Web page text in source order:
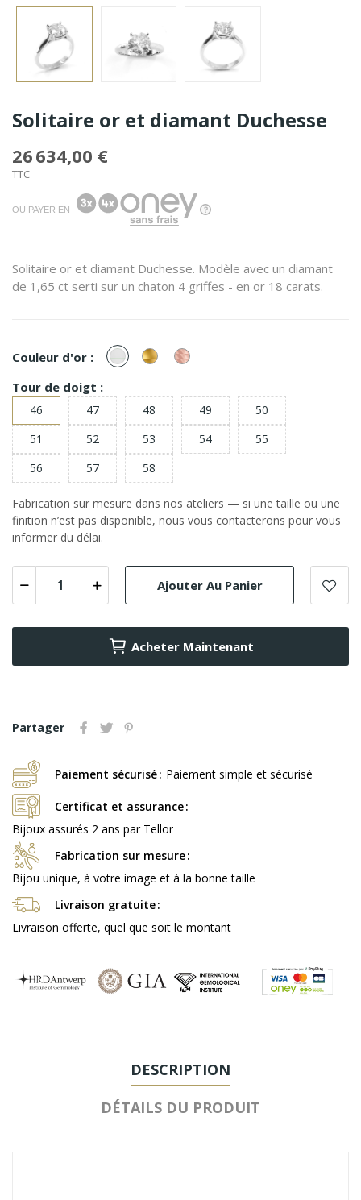
Solitaire or et diamant Duchesse
26 634,00 €
TTC
OU PAYER EN
Solitaire or et diamant Duchesse. Modèle avec un diamant
de 1,65 ct serti sur un chaton 4 griffes - en or 18 carats.
Couleur d'or : or
Blanc
or
Jaune
or
Rose
Tour de doigt :
46 47 48 49
50
51
52 53 54
55
56
57 58
Fabrication sur mesure dans nos ateliers — si une taille ou une
finition n’est pas disponible, nous vous contacterons pour vous
informer du délai.
Ajouter Au Panier
Acheter Maintenant
Partager
Paiement sécurisé Paiement simple et sécurisé
Certificat et assurance
Bijoux assurés 2 ans par Tellor
Fabrication sur mesure
Bijou unique, à votre image et à la bonne taille
Livraison gratuite
Livraison offerte, quel que soit le montant
DESCRIPTION
DÉTAILS DU PRODUIT